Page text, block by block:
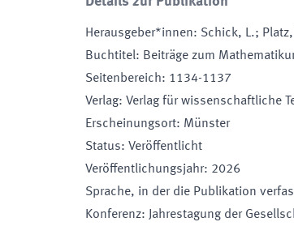
Herausgeber*innen: Schick, L.;
Buchtitel: Beiträge zum
Seitenbereich: 1134-1137
Verlag: Verlag für wissenschaftliche
Erscheinungsort: Münster
Status: Veröffentlicht
Veröffentlichungsjahr: 2026
Sprache, in der die Publikation
Konferenz: Jahrestagung der